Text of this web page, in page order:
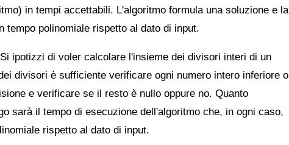
in tempi accettabili. L'algoritmo formula una soluzione e la
polinomiale rispetto al dato di input.
ipotizzi di voler calcolare l'insieme dei divisori interi di un
divisori è sufficiente verificare ogni numero intero inferiore o
e verificare se il resto è nullo oppure no. Quanto
sarà il tempo di esecuzione dell'algoritmo che, in ogni caso,
rispetto al dato di input.